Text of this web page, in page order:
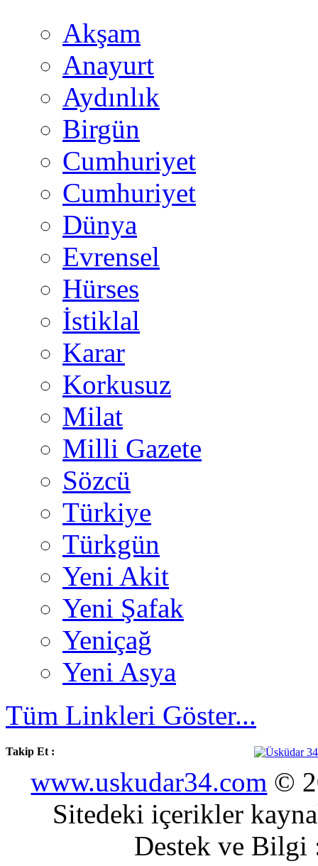
Akşam
Anayurt
Aydınlık
Birgün
Cumhuriyet
Cumhuriyet
Dünya
Evrensel
Hürses
İstiklal
Karar
Korkusuz
Milat
Milli Gazete
Sözcü
Türkiye
Türkgün
Yeni Akit
Yeni Şafak
Yeniçağ
Yeni Asya
Tüm Linkleri Göster...
Takip Et :
www.uskudar34.com ©
Sitedeki içerikler
Destek ve